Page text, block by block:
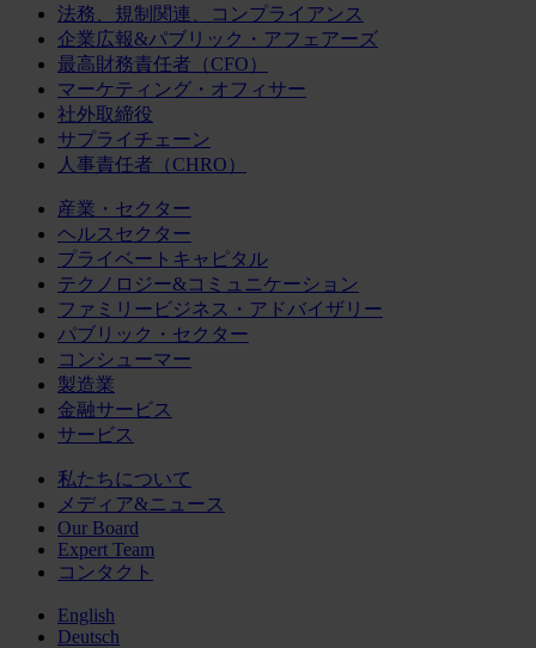
法務、規制関連、コンプライアンス
企業広報&パブリック・アフェアーズ
最高財務責任者（CFO）
マーケティング・オフィサー
社外取締役
サプライチェーン
人事責任者（CHRO）
産業・セクター
ヘルスセクター
プライベートキャピタル
テクノロジー&コミュニケーション
ファミリービジネス・アドバイザリー
パブリック・セクター
コンシューマー
製造業
金融サービス
サービス
私たちについて
メディア&ニュース
Our Board
Expert Team
コンタクト
English
Deutsch